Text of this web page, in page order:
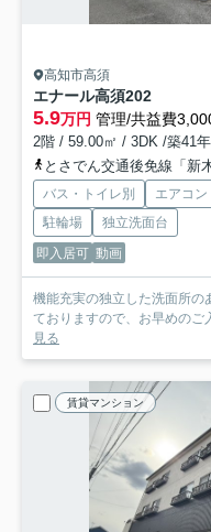
高知市高須
エナール高須202
5.9万円 管理/共益費
2階 / 59.00㎡ / 3DK /築41年
とさでん交通後免線「新
バス・トイレ別 エアコン
駐輪場
独立洗面台
即入居可 動画
機能充実の独立した洗面所の
ておりますので、お早めのご
見る
賃貸マンション